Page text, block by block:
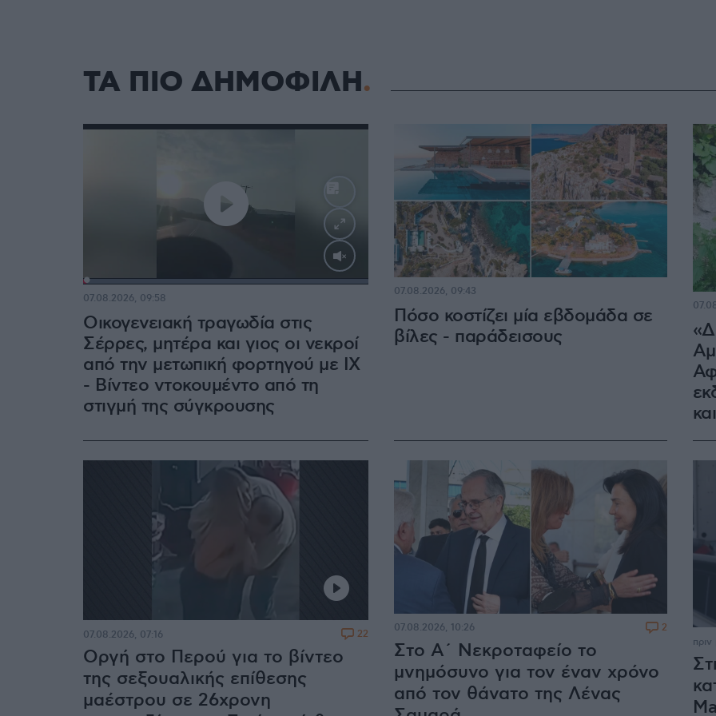
ΤΑ ΠΙΟ ΔΗΜΟΦΙΛΗ
Loaded:
Οικογενειακή τραγωδία στις
Σέρρες, μητέρα και γιος οι νεκροί
από την μετωπική φορτηγού με ΙΧ
- Βίντεο ντοκουμέντο από τη
στιγμή της σύγκρουσης
07.08.2026, 09:58
Πόσο κοστίζει μία εβδομάδα σε
βίλες - παράδεισους
07.08.2026, 09:43
Οργή στο Περού για το βίντεο
της σεξουαλικής επίθεσης
μαέστρου σε 26χρονη
07.08.2026, 07:16 22
Στο Α΄ Νεκροταφείο το
μνημόσυνο για τον έναν χρόνο
από τον θάνατο της Λένας
07.08.2026, 10:26 2